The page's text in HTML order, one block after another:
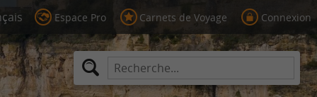
Espace Pro Carnets de Voyage Connexion